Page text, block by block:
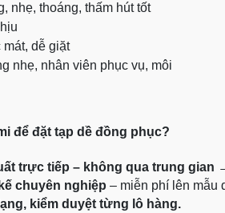
nhẹ, thoáng, thấm hút tốt
mát, dễ giặt
nhẹ, nhân viên phục vụ, môi
để đặt tạp dề đồng phục?
trực tiếp – không qua trung gian
chuyên nghiệp – miễn phí lên mẫu
kiểm duyệt từng lô hàng.